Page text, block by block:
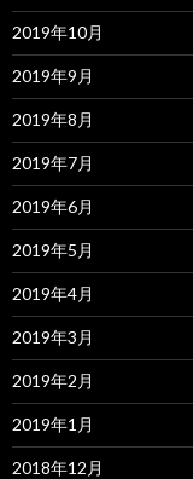
2019年10月
2019年9月
2019年8月
2019年7月
2019年6月
2019年5月
2019年4月
2019年3月
2019年2月
2019年1月
2018年12月